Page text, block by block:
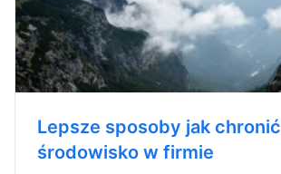
Lepsze sposoby jak chronić
środowisko w firmie